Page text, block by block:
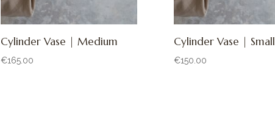
Cylinder Vase | Medium
€165.00
Cylinder Vase | Small
€150.00